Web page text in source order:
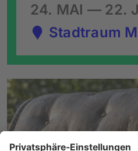
24. MAI — 22.
Stadtraum